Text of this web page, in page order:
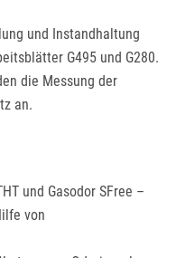
und Instandhaltung
G495 und G280.
die Messung der
an.
und Gasodor SFree –
von